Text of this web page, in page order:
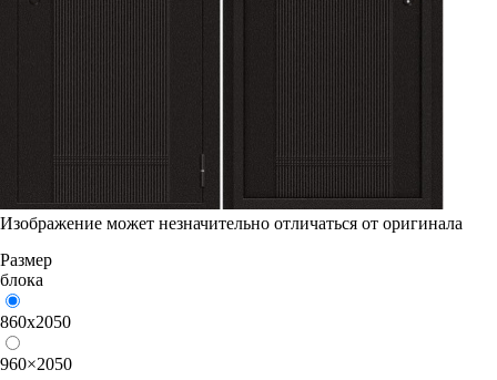
Изображение может незначительно отличаться от оригинала
Размер
блока
860х2050
960×2050